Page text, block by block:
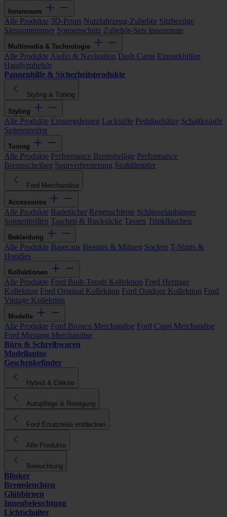
Innenraum
Alle Produkte 3D-Prints Nutzfahrzeug-Zubehör Sitzbezüge
Sitzraumtrenner Sonnenschutz Zubehör-Sets Innenraum
Multimedia & Technologie
Alle Produkte Audio & Navigation Dash Cams Einparkhilfen
Handyzubehör
Pannenhilfe & Sicherheitsprodukte
Styling & Tuning
Styling
Alle Produkte Einstiegsleisten Lackstifte Pedalaufsätze Schaltknäufe
Seitenstreifen
Tuning
Alle Produkte Performance Bremsbeläge Performance
Bremsscheiben Spurverbreiterung Stoßdämpfer
Ford Merchandise
Accessoires
Alle Produkte Badetücher Regenschirme Schlüsselanhänger
Sonnenbrillen Taschen & Rucksäcke Tassen Trinkflaschen
Bekleidung
Alle Produkte Basecaps Beanies & Mützen Socken T-Shirts &
Hoodies
Kollektionen
Alle Produkte Ford Built-Tough Kollektion Ford Heritage
Kollektion Ford Original Kollektion Ford Outdoor Kollektion Ford
Vintage Kollektion
Modelle
Alle Produkte Ford Bronco Merchandise Ford Capri Merchandise
Ford Mustang Merchandise
Büro & Schreibwaren
Modellautos
Geschenkefinder
Hybrid & Elektro
Autopflege & Reinigung
Ford Ersatzteile entdecken
Alle Produkte
Beleuchtung
Blinker
Bremsleuchten
Glühbirnen
Innenbeleuchtung
Lichtschalter